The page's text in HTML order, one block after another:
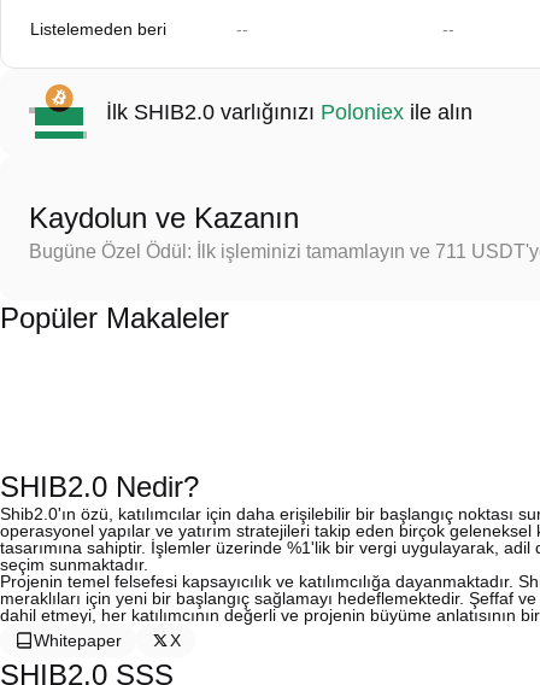
Listelemeden beri -- --
İlk SHIB2.0 varlığınızı Poloniex ile alın
Kaydolun ve Kazanın
Bugüne Özel Ödül: İlk işleminizi tamamlayın ve 711
Popüler Makaleler
SHIB2.0 Nedir?
Shib2.0'ın özü, katılımcılar için daha erişilebilir bir başlangıç noktası
operasyonel yapılar ve yatırım stratejileri takip eden birçok
tasarımına sahiptir. İşlemler üzerinde %1'lik bir vergi uygulayarak, adil
seçim sunmaktadır.
Projenin temel felsefesi kapsayıcılık ve katılımcılığa dayanmaktadır.
meraklıları için yeni bir başlangıç sağlamayı hedeflemektedir. Şeffaf
dahil etmeyi, her katılımcının değerli ve projenin büyüme anlatısının
Whitepaper
X
SHIB2.0 SSS